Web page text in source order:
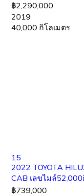
฿2,290,000
2019
40,000 กิโลเมตร
15
2022 TOYOTA
CAB เลขไมล์
฿739,000